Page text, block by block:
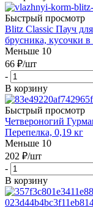
Быстрый просмотр
Blitz Classic Пауч
брусника, кусочки в
Меньше 10
66 ₽/шт
-
В корзину
Быстрый просмотр
Четвероногий
Перепелка, 0,19 кг
Меньше 10
202 ₽/шт
-
В корзину